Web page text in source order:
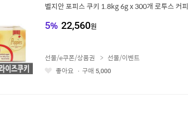
벨지안 포피스 쿠키 1.8kg 6g x 300개 로투스 커피
5% 22,560원
좋
선물/e쿠폰/상품권
선물/이벤트
좋아요
구매 5,000